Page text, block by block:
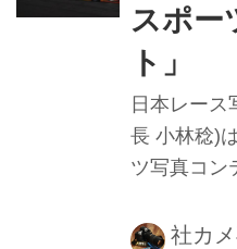
スポー
ト」
日本レース
長 小林稔)
ツ写真コン
社カ